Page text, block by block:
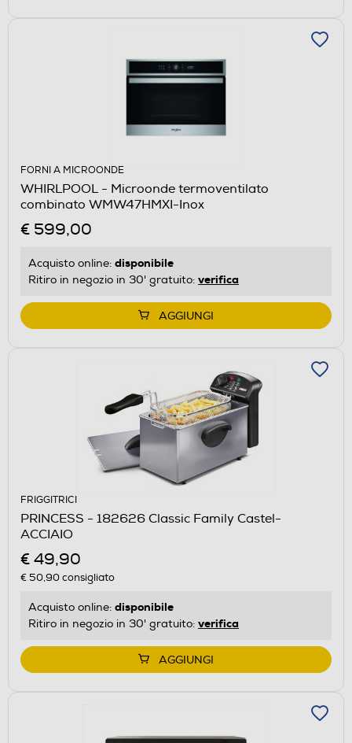
FORNI A MICROONDE
WHIRLPOOL - Microonde termoventilato
combinato WMW47HMXI-Inox
€ 599,00
Acquisto online: disponibile
Ritiro in negozio in 30' gratuito: verifica
AGGIUNGI
FRIGGITRICI
PRINCESS - 182626 Classic Family Castel-
ACCIAIO
€ 49,90
€ 50,90consigliato
Acquisto online: disponibile
Ritiro in negozio in 30' gratuito: verifica
AGGIUNGI